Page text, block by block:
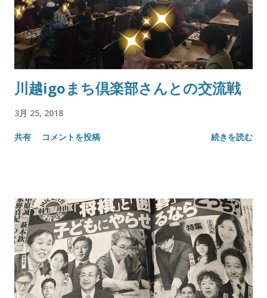
川越igoまち倶楽部さんとの交流戦
3月 25, 2018
共有 コメントを投稿 続きを読む